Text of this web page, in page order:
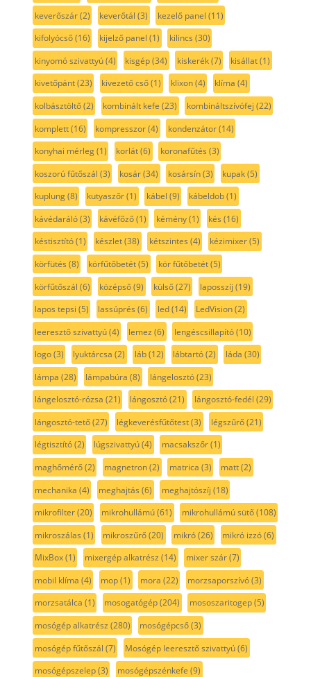
keverőszár(2) keverőtál (3) kezelő panel (11)
kifolyócső(16) kijelző panel (1) kilincs (30)
kinyomó szivattyú(4) kisgép(34) kiskerék(7) kisállat(1)
kivetőpánt(23) kivezető cső(1) klixon(4) klíma (4)
kolbásztöltő(2) kombinált kefe (23) kombináltszívófej (22)
komplett(16) kompresszor(4) kondenzátor(14)
konyhai mérleg(1) korlát(6) koronafűtés (3)
koszorú fűtőszál (3) kosár(34) kosársín(3) kupak(5)
kuplung(8) kutyaszőr(1) kábel (9) kábeldob(1)
kávédaráló(3) kávéfőző(1) kémény(1) kés (16)
késtisztító(1) készlet(38) kétszintes (4) kézimixer(5)
körfütés (8) körfűtőbetét(5) kör fűtőbetét(5)
körfűtőszál (6) középső(9) külső(27) laposszíj (19)
lapos tepsi (5) lassúprés (6) led(14) LedVision(2)
leeresztő szivattyú(4) lemez (6) lengéscsillapító(10)
logo(3) lyuktárcsa (2) láb(12) lábtartó(2) láda (30)
lámpa (28) lámpabúra (8) lángelosztó(23)
lángelosztó-rózsa (21) lángosztó(21) lángosztó-fedél (29)
lángosztó-tető(27) légkeverésfűtőtest(3) légszűrő(21)
légtisztító(2) lúgszivattyú(4) macsakszőr(1)
maghőmérő(2) magnetron(2) matrica (3) matt(2)
mechanika (4) meghajtás (6) meghajtószíj (18)
mikrofilter(20) mikrohullámú(61) mikrohullámú sütő(108)
mikroszálas (1) mikroszűrő(20) mikró(26) mikró izzó(6)
MixBox(1) mixergép alkatrész (14) mixer szár(7)
mobil klíma (4) mop(1) mora (22) morzsaporszívó(3)
morzsatálca (1) mosogatógép(204) mososzaritogep(5)
mosógép alkatrész (280) mosógépcső(3)
mosógép fűtőszál (7) Mosógép leeresztő szivattyú(6)
mosógépszelep(3) mosógépszénkefe (9)